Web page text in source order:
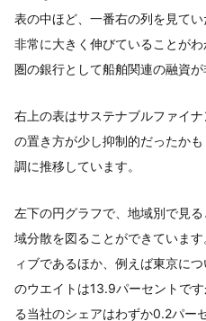
表の中ほど、一番右の列を見て
非常に大きく伸びていることが
圏の銀行として船舶関連の融資が
右上の表はサステナブルファイ
の置き方が少し抑制的だったか
調に推移しています。
左下の円グラフで、地域別で見
域分散を図ることができていま
ィブであるほか、例えば東京に
のウエイトは13.9パーセントで
る当社のシェアはわずか0.2パー